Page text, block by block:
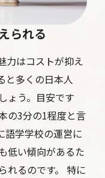
られる
力はコストが抑え
と多くの日本人
ょう。目安です
の3分の1程度と言
語学学校の運営に
低い傾向があるた
れるのです。 特に